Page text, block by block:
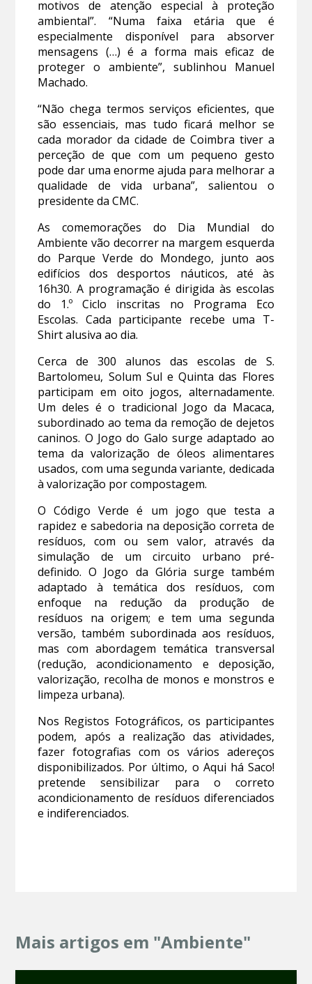
motivos de atenção especial à proteção
ambiental”. “Numa faixa etária que é
especialmente disponível para absorver
mensagens (…) é a forma mais eficaz de
proteger o ambiente”, sublinhou Manuel
Machado.
“Não chega termos serviços eficientes, que
são essenciais, mas tudo ficará melhor se
cada morador da cidade de Coimbra tiver a
perceção de que com um pequeno gesto
pode dar uma enorme ajuda para melhorar a
qualidade de vida urbana”, salientou o
presidente da CMC.
As comemorações do Dia Mundial do
Ambiente vão decorrer na margem esquerda
do Parque Verde do Mondego, junto aos
edifícios dos desportos náuticos, até às
16h30. A programação é dirigida às escolas
do 1.º Ciclo inscritas no Programa Eco
Escolas. Cada participante recebe uma T-
Shirt alusiva ao dia.
Cerca de 300 alunos das escolas de S.
Bartolomeu, Solum Sul e Quinta das Flores
participam em oito jogos, alternadamente.
Um deles é o tradicional Jogo da Macaca,
subordinado ao tema da remoção de dejetos
caninos. O Jogo do Galo surge adaptado ao
tema da valorização de óleos alimentares
usados, com uma segunda variante, dedicada
à valorização por compostagem.
O Código Verde é um jogo que testa a
rapidez e sabedoria na deposição correta de
resíduos, com ou sem valor, através da
simulação de um circuito urbano pré-
definido. O Jogo da Glória surge também
adaptado à temática dos resíduos, com
enfoque na redução da produção de
resíduos na origem; e tem uma segunda
versão, também subordinada aos resíduos,
mas com abordagem temática transversal
(redução, acondicionamento e deposição,
valorização, recolha de monos e monstros e
limpeza urbana).
Nos Registos Fotográficos, os participantes
podem, após a realização das atividades,
fazer fotografias com os vários adereços
disponibilizados. Por último, o Aqui há Saco!
pretende sensibilizar para o correto
acondicionamento de resíduos diferenciados
e indiferenciados.
Mais artigos em "Ambiente"